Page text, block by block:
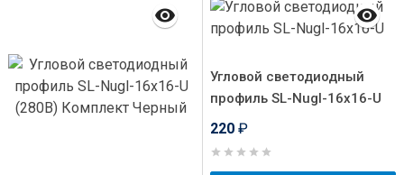
Угловой светодиодный
профиль SL-Nugl-16x16-U
220 ₽